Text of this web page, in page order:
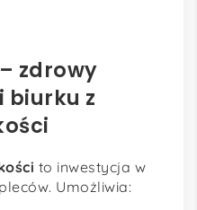
zdrowy
biurku z
to inwestycja w
Umożliwia: